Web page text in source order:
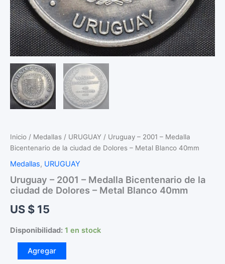
Inicio / Medallas / URUGUAY / Uruguay – 2001 – Medalla
Bicentenario de la ciudad de Dolores – Metal Blanco 40mm
Medallas, URUGUAY
Uruguay – 2001 – Medalla Bicentenario de la
ciudad de Dolores – Metal Blanco 40mm
US $ 15
Disponibilidad: 1 en stock
UruguayAgregar